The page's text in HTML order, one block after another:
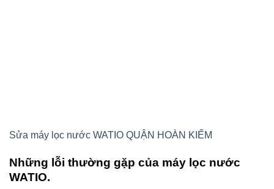
Sửa máy lọc nước WATIO QUẬN HOÀN KIẾM
Những lỗi thường gặp của máy lọc nước
WATIO.